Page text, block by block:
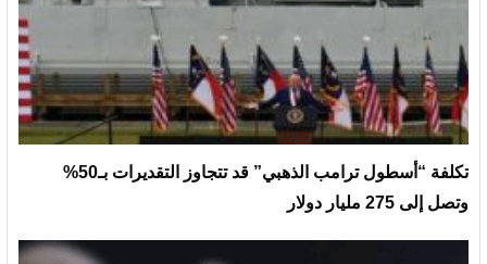
تكلفة “أسطول ترامب الذهبي” قد تتجاوز التقديرات بـ50%
وتصل إلى 275 مليار دولار